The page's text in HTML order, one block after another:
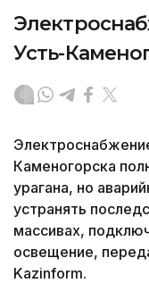
Усть-
Каменогорска
урагана, но
устранять
массивах,
освещение,
Kazinform.